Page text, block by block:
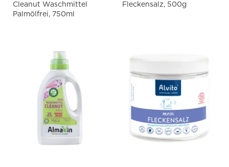
Cleanut Waschmittel
Palmölfrei, 750ml
Fleckensalz, 500g